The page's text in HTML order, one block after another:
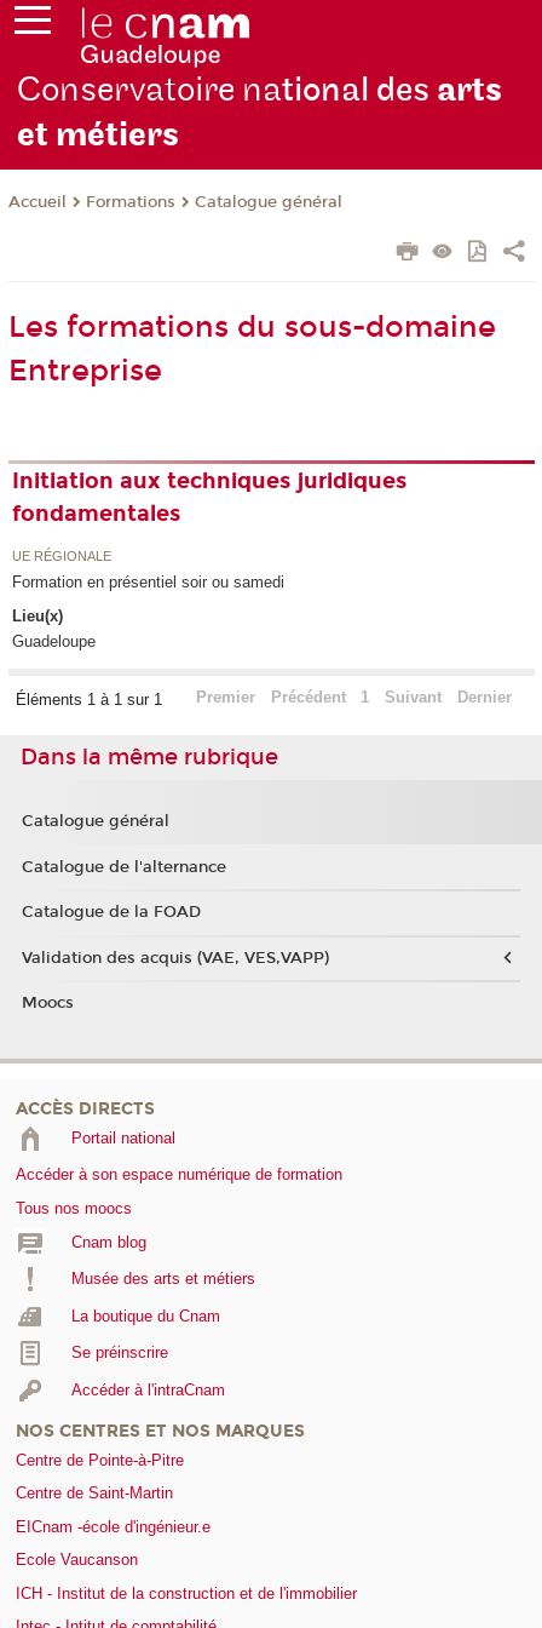
Conservatoire national des arts
et métiers
Accueil Formations Catalogue général
Les formations du sous-domaine
Entreprise
Initiation aux techniques juridiques
fondamentales
UE RÉGIONALE
Formation en présentiel soir ou samedi
Lieu(x)
Guadeloupe
Éléments 1 à 1 sur 1 Premier Précédent 1 Suivant Dernier
Dans la même rubrique
Catalogue général
Catalogue de l'alternance
Catalogue de la FOAD
Validation des acquis (VAE, VES,VAPP)
Moocs
ACCÈS DIRECTS
Portail national
Accéder à son espace numérique de formation
Tous nos moocs
Cnam blog
Musée des arts et métiers
La boutique du Cnam
Se préinscrire
Accéder à l'intraCnam
NOS CENTRES ET NOS MARQUES
Centre de Pointe-à-Pitre
Centre de Saint-Martin
EICnam -école d'ingénieur.e
Ecole Vaucanson
ICH - Institut de la construction et de l'immobilier